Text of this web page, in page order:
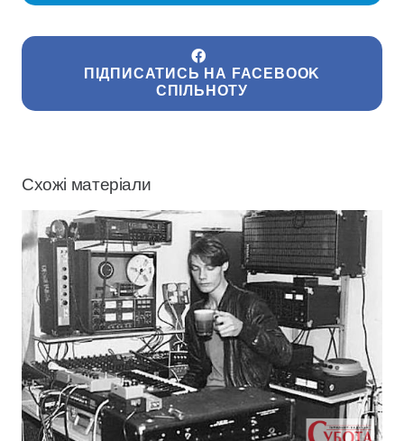
ПІДПИСАТИСЬ НА FACEBOOK
СПІЛЬНОТУ
Схожі матеріали